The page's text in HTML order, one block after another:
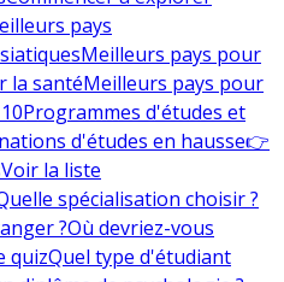
pays
Meilleurs pays pour
la santéMeilleurs pays pour
Programmes d'études et
d'études en hausse👉
Voir la liste
spécialisation choisir ?
?Où devriez-vous
quizQuel type d'étudiant